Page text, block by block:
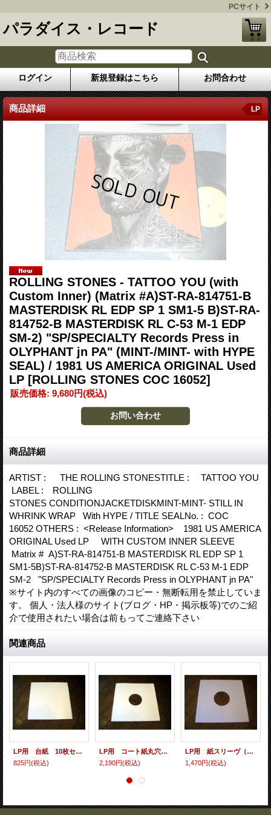
PCサイト
パラダイス・レコード
ログイン 新規登録はこちら お問合わせ
商品詳細 LP
ROLLING STONES - TATTOO YOU (with
Custom Inner) (Matrix #A)ST-RA-814751-B
MASTERDISK RL EDP SP 1 SM1-5 B)ST-RA-
814752-B MASTERDISK RL C-53 M-1 EDP
SM-2) "SP/SPECIALTY Records Press in
OLYPHANT jn PA" (MINT-/MINT- with HYPE
SEAL) / 1981 US AMERICA ORIGINAL Used
LP [ROLLING STONES COC 16052]
販売価格: 9,680円(税込)
商品詳細
ARTIST : THE ROLLING STONESTITLE : TATTOO YOU
LABEL : ROLLING
STONES CONDITIONJACKETDISKMINT-MINT- STILL IN
WHRINK WRAP With HYPE / TITLE SEALNo. : COC
16052 OTHERS : <Release Information> 1981 US AMERICA
ORIGINAL Used LP WITH CUSTOM INNER SLEEVE
Matrix # A)ST-RA-814751-B MASTERDISK RL EDP SP 1
SM1-5B)ST-RA-814752-B MASTERDISK RL C-53 M-1 EDP
SM-2 "SP/SPECIALTY Records Press in OLYPHANT jn PA"
※サイト内のすべての画像のコピー・無断転用を禁止していま
す。 個人・法人様のサイト(ブログ・HP・掲示板等)でのご紹
介で使用されたい場合は前もってご連絡下さい
関連商品
LP用 台紙 10枚セット
825円(税込)
LP用 コート紙丸穴ジャケ 10枚セット
2,190円(税込)
LP用 紙スリーヴ（レギュラー 四角の角） 10枚セット
1,470円(税込)